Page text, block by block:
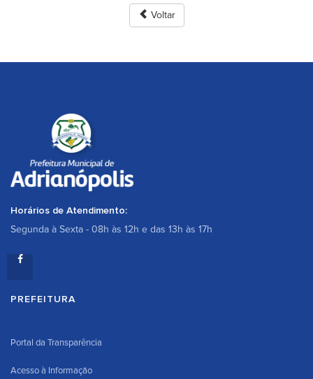
Voltar
Horários de Atendimento:
Segunda à Sexta - 08h às 12h e das 13h às 17h
PREFEITURA
Portal da Transparência
Acesso à Informação